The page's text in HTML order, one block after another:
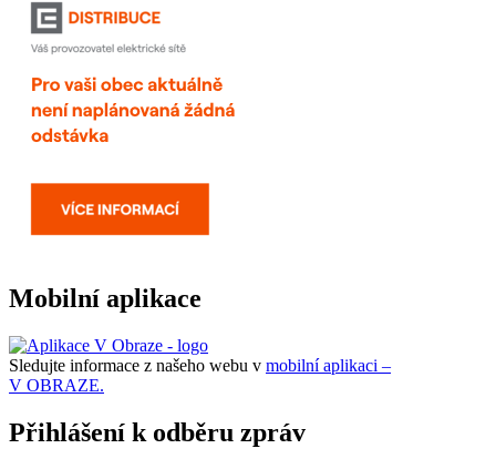
Mobilní aplikace
Sledujte informace z našeho webu v mobilní aplikaci –
V OBRAZE.
Přihlášení k odběru zpráv